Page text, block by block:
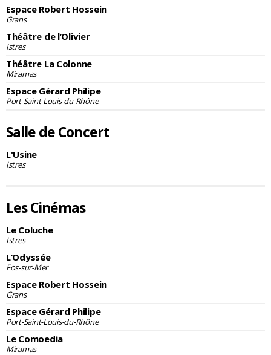
Espace Robert Hossein
Grans
Théâtre de l’Olivier
Istres
Théâtre La Colonne
Miramas
Espace Gérard Philipe
Port-Saint-Louis-du-Rhône
Salle de Concert
L'Usine
Istres
Les Cinémas
Le Coluche
Istres
L’Odyssée
Fos-sur-Mer
Espace Robert Hossein
Grans
Espace Gérard Philipe
Port-Saint-Louis-du-Rhône
Le Comoedia
Miramas